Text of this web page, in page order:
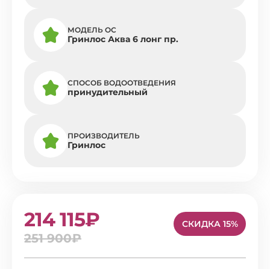
МОДЕЛЬ ОС
Гринлос Аква 6 лонг пр.
СПОСОБ ВОДООТВЕДЕНИЯ
принудительный
ПРОИЗВОДИТЕЛЬ
Гринлос
214 115₽
251 900₽
СКИДКА 15%